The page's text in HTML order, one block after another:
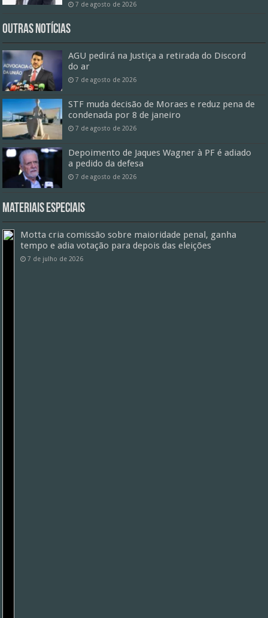
7 de agosto de 2026
Outras Notícias
AGU pedirá na Justiça a retirada do Discord
do ar
7 de agosto de 2026
STF muda decisão de Moraes e reduz pena de
condenada por 8 de janeiro
7 de agosto de 2026
Depoimento de Jaques Wagner à PF é adiado
a pedido da defesa
7 de agosto de 2026
Materiais especiais
Motta cria comissão sobre maioridade penal, ganha
tempo e adia votação para depois das eleições
7 de julho de 2026